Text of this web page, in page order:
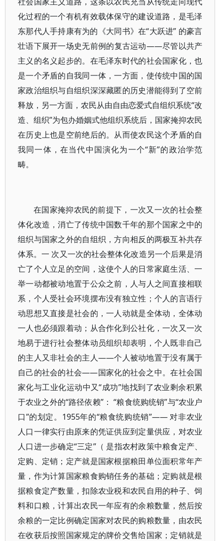
化过程的一个有机有效载体保守的建设道路，是毛泽
东那代人手持康有为的《大同书》在“大跃进” 的豪言
壮语下展开一场史无前例的复古运动——尽管以共产
主义的名义起步的。在毛泽东时代的社会国家化，也
是一个矛盾的自我同一体，一方面，使传统中国的国
家政治组织与自组织深深藏匿的历史潜能得到了空前
释放，另一方面，农民从由自由恋爱式自组织系统“改
造、组织”为包办婚姻式他组织系统后，国家掩抑农民
在历史上也是空前绝后的。从而使农民这个矛盾的自
我同一体，在当代中国演化为一个“新”的政治学范
畴。
在国家掩抑农民的前提下，一次又一次的社会整
体化改造，消亡了传统中国数千年的那个国家之中的
组织与国家之外的自组织，方向相反的两极互补共存
体系。一 次又一次的社会整体化改造另一个后果是消
亡了个人立足的空间，这使个人的日常家庭生活、一
举一动都被动地置于公众之前，人与人之间直接相联
系，个人受社会环境摆布没有独立性；个人的言语行
动思想又直接是社会的，一人动就是全体动，全体动
一人也必须跟着动；从合作化到公社化，一次又一次
地易于进行社会整体动员组织却表明，个人既非自己
的主人又非社会的主人——个人被动地置于没有属于
自己的社会的社会——国家化的社会之中。在社会国
家化与工业化运动中又“成功”地找到了农业剩余积累
于农业之外的“路径依赖”： “粮食统购统销”与“农业户
口”的划定。1955年的“粮食统购统销”—— 对非农业
人口一律实行由原来的凭证供应到定量供应，对农业
人口进一步确定“三定”（ 是指农村政策中粮食定产、
定购、定销；定产就是国家根据粮田单位面积常年产
量，作为计算国家粮食购销任务的基础；定购就是根
据粮食定产数量，扣除农业税和农民自用的种子、饲
料和口粮，计算出农民一年应有的余粮数量，然后按
余粮的一定比例确定国家对农民的购粮数量，由农民
在收获后按照国家规定的牌价交售给国家；定销就是